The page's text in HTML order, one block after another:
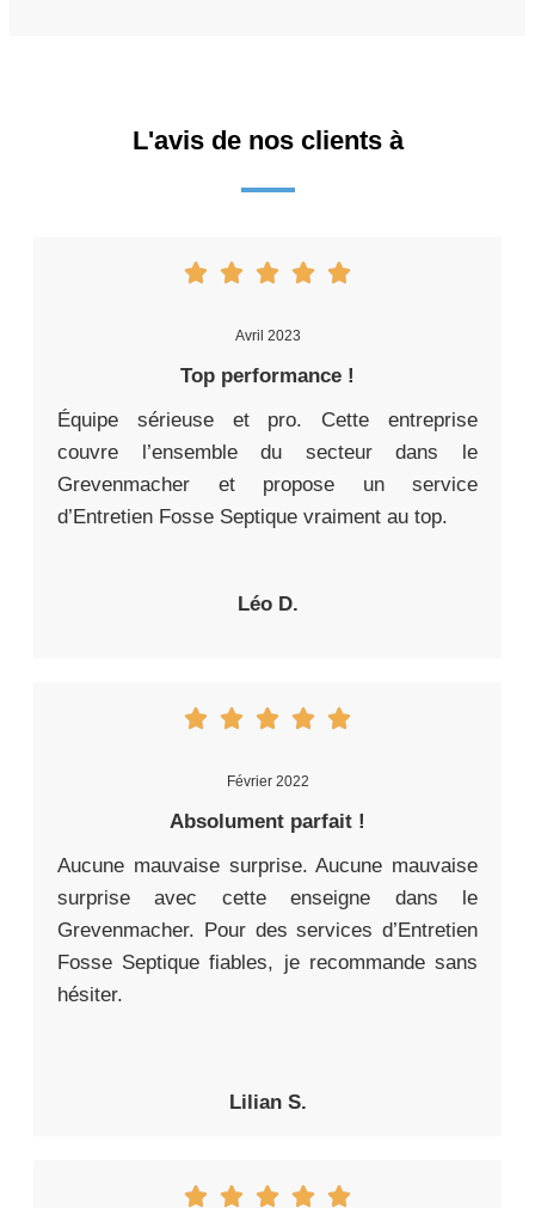
L'avis de nos clients à
Avril 2023
Top performance !
Équipe sérieuse et pro. Cette entreprise
couvre l’ensemble du secteur dans le
Grevenmacher et propose un service
d’Entretien Fosse Septique vraiment au top.
Léo D.
Février 2022
Absolument parfait !
Aucune mauvaise surprise. Aucune mauvaise
surprise avec cette enseigne dans le
Grevenmacher. Pour des services d’Entretien
Fosse Septique fiables, je recommande sans
hésiter.
Lilian S.